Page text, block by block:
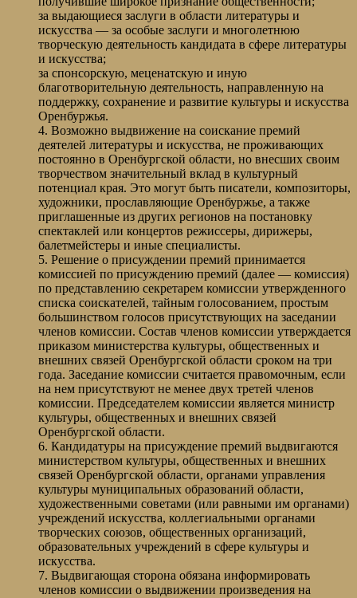
за выдающиеся заслуги в области литературы и
искусства — за особые заслуги и многолетнюю
творческую деятельность кандидата в сфере литературы
и искусства;
за спонсорскую, меценатскую и иную
благотворительную деятельность, направленную на
поддержку, сохранение и развитие культуры и искусства
Оренбуржья.
4. Возможно выдвижение на соискание премий
деятелей литературы и искусства, не проживающих
постоянно в Оренбургской области, но внесших своим
творчеством значительный вклад в культурный
потенциал края. Это могут быть писатели, композиторы,
художники, прославляющие Оренбуржье, а также
приглашенные из других регионов на постановку
спектаклей или концертов режиссеры, дирижеры,
балетмейстеры и иные специалисты.
5. Решение о присуждении премий принимается
комиссией по присуждению премий (далее — комиссия)
по представлению секретарем комиссии утвержденного
списка соискателей, тайным голосованием, простым
большинством голосов присутствующих на заседании
членов комиссии. Состав членов комиссии утверждается
приказом министерства культуры, общественных и
внешних связей Оренбургской области сроком на три
года. Заседание комиссии считается правомочным, если
на нем присутствуют не менее двух третей членов
комиссии. Председателем комиссии является министр
культуры, общественных и внешних связей
Оренбургской области.
6. Кандидатуры на присуждение премий выдвигаются
министерством культуры, общественных и внешних
связей Оренбургской области, органами управления
культуры муниципальных образований области,
художественными советами (или равными им органами)
учреждений искусства, коллегиальными органами
творческих союзов, общественных организаций,
образовательных учреждений в сфере культуры и
искусства.
7. Выдвигающая сторона обязана информировать
членов комиссии о выдвижении произведения на